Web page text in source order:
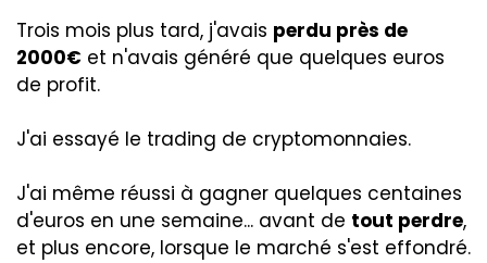
Trois mois plus tard, j'avais perdu près de
2000€ et n'avais généré que quelques euros
de profit.
J'ai essayé le trading de cryptomonnaies.
J'ai même réussi à gagner quelques centaines
d'euros en une semaine... avant de tout perdre,
et plus encore, lorsque le marché s'est effondré.